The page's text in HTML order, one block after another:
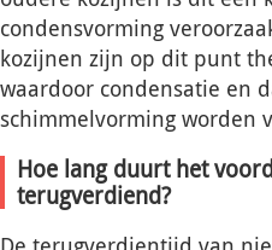
condensvorming
kozijnen zijn op dit punt
waardoor condensatie en
schimmelvorming worden
Hoe lang duurt het
terugverdiend?